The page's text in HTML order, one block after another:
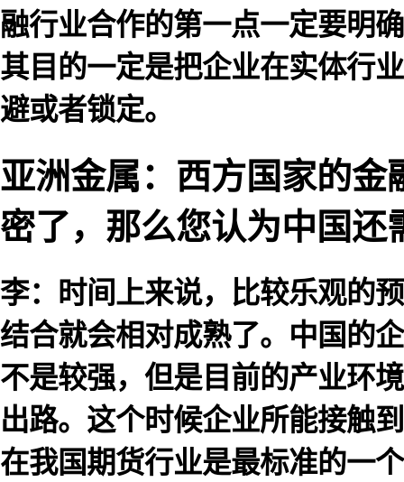
融行业合作的第一点一定要明
其目的一定是把企业在实体行
避或者锁定。
亚洲金属：西方国家的金
密了，那么您认为中国还
李：时间上来说，比较乐观的
结合就会相对成熟了。中国的
不是较强，但是目前的产业环
出路。这个时候企业所能接触
在我国期货行业是最标准的一